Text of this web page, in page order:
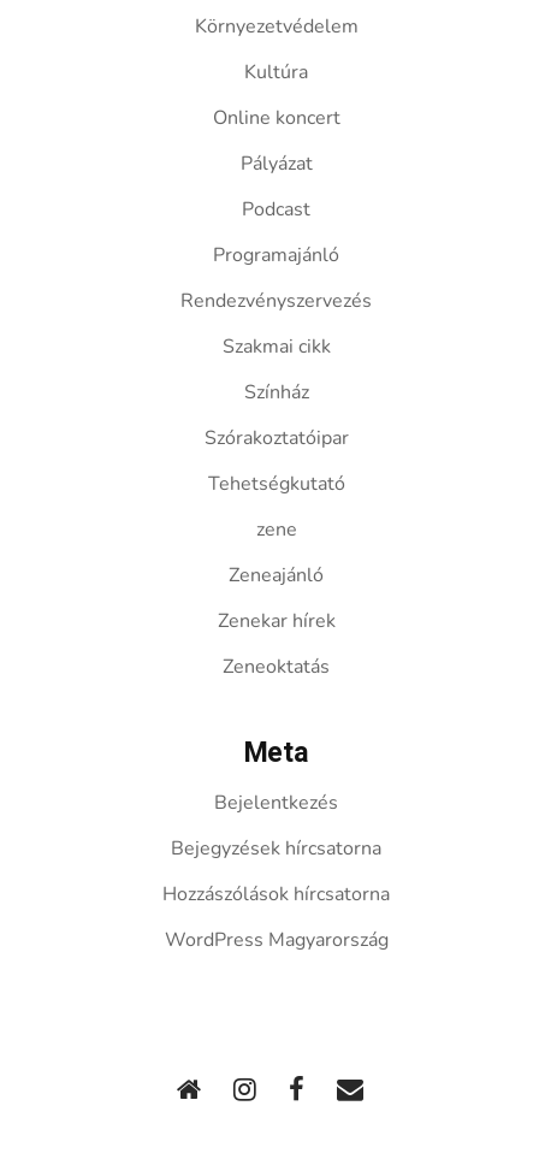
Környezetvédelem
Kultúra
Online koncert
Pályázat
Podcast
Programajánló
Rendezvényszervezés
Szakmai cikk
Színház
Szórakoztatóipar
Tehetségkutató
zene
Zeneajánló
Zenekar hírek
Zeneoktatás
Meta
Bejelentkezés
Bejegyzések hírcsatorna
Hozzászólások hírcsatorna
WordPress Magyarország